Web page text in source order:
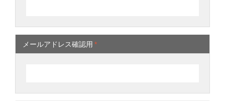
メールアドレス確認用 *